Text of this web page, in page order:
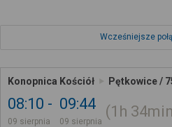
Wcześniejsze
Konopnica Kościół Pętkowice /
08:10
09 sierpnia
09:44
09 sierpnia
1h 34min